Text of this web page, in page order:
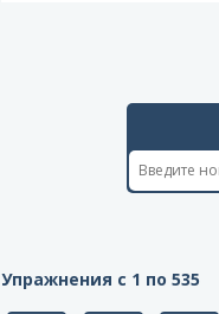
Упражнения с 1 по 535